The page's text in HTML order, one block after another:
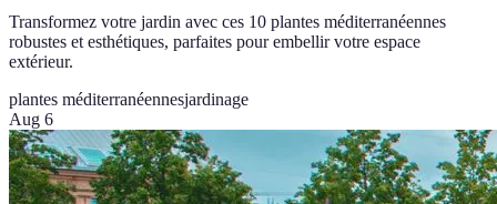
Transformez votre jardin avec ces 10 plantes méditerranéennes
robustes et esthétiques, parfaites pour embellir votre espace
extérieur.
plantes méditerranéennesjardinage
Aug 6